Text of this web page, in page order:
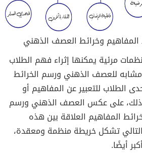
المفاهيم وخرائط العصف الذهني
مرئية يمكنها إثراء فهم الطلاب
مشابه للعصف الذهني ورسم الخرائط
الطلاب للتعبير عن المفاهيم أو
ذلك، على عكس العصف الذهني ورسم
المفاهيم العلاقة بين هذه
تشكل خريطة منظمة ومعقدة،
أيضًا.